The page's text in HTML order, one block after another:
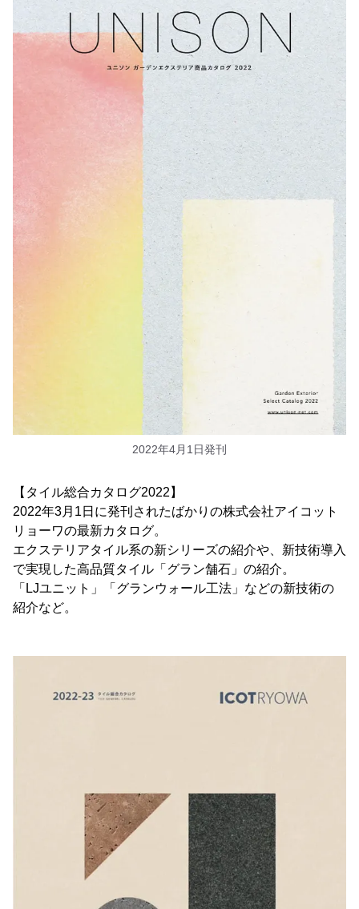
2022年4月1日発刊
【タイル総合カタログ2022】
2022年3月1日に発刊されたばかりの株式会社アイコット
リョーワの最新カタログ。
エクステリアタイル系の新シリーズの紹介や、新技術導入
で実現した高品質タイル「グラン舗石」の紹介。
「LJユニット」「グランウォール工法」などの新技術の
紹介など。